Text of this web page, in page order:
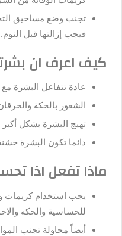
تجنب وضع مساحيق
فيجب إزالتها قبل النوم.
كيف اعرف ان
عادة تتفاعل البشرة مع
الشعور بالحكة
تهيج البشرة بشكل
دائما تكون البشرة
ماذا تفعل اذا
يجب استخدام كريمات
للحساسية والحكه
أيضاً محاولة تجنب